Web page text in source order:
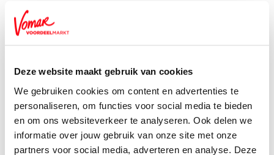
Deze website maakt gebruik van cookies
We gebruiken cookies om content en advertenties te
personaliseren, om functies voor social media te bieden
en om ons websiteverkeer te analyseren. Ook delen we
informatie over jouw gebruik van onze site met onze
partners voor social media, adverteren en analyse. Deze
Pincode vergeten
Persoonlijk KIK-account
Assortiment
22 gram